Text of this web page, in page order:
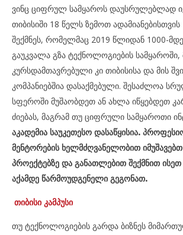
ვინც ციფრულ სამყაროს დაუსრულებლად
თიბისიში 18 წელს ზემოთ ადამიანებისთვის
შექმნეს, რომელმაც 2019 წლიდან 1000-
გაუკვალა გზა ტექნოლოგიების სამყაროში,
კურსდამთავრებული კი თიბისისა და მის
კომპანიებშია დასაქმებული. შესაძლოა
სფეროში მუშაობდეთ ან ახლა იწყებდეთ
ძიებას, მაგრამ თუ ციფრული სამყაროთი
აკადემია საუკეთესო დასაწყისია.
მენტორების ხელმძღვანელობით
პროექტებზე და განათლებით შექმნით
აქამდე წარმოუდგენელი გეგონათ.
თიბისი კამპუსი
თუ ტექნოლოგიების გარდა ბიზნეს